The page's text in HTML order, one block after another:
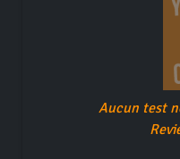
Aucun test